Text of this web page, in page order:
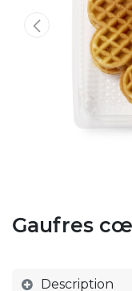
Gaufres
Description